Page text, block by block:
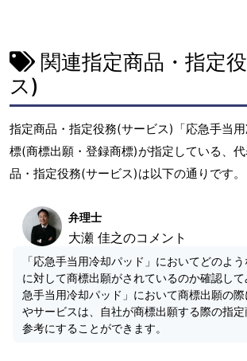
関連指定商品・指定
ス)
指定商品・指定役務(サービス)「応急手当
標(商標出願・登録商標)が指定している、
品・指定役務(サービス)は以下の通りです。
弁理士
大瀬 佳之のコメント
「応急手当用冷却パッド」においてどのよ
に対して商標出願がされているのか確認し
急手当用冷却パッド」において商標出願の
やサービスは、自社が商標出願する際の指
参考にすることができます。